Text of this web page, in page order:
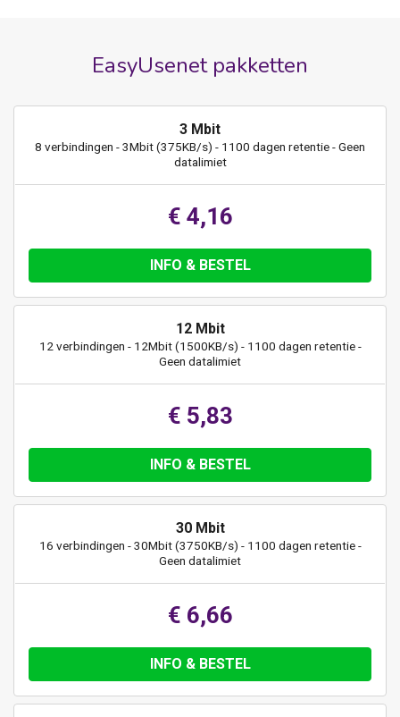
EasyUsenet pakketten
3 Mbit
8 verbindingen - 3Mbit (375KB/s) - 1100 dagen retentie - Geen
datalimiet
€ 4,16
INFO & BESTEL
12 Mbit
12 verbindingen - 12Mbit (1500KB/s) - 1100 dagen retentie -
Geen datalimiet
€ 5,83
INFO & BESTEL
30 Mbit
16 verbindingen - 30Mbit (3750KB/s) - 1100 dagen retentie -
Geen datalimiet
€ 6,66
INFO & BESTEL